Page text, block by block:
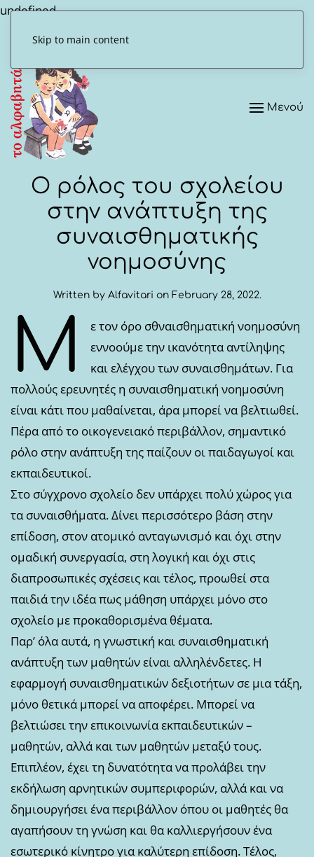
undefined
Skip to main content
Μενού
Ο ρόλος του σχολείου
στην ανάπτυξη της
συναισθηματικής
νοημοσύνης
Written by Alfavitari on February 28, 2022.
Μ
ε τον όρο σθναισθηματική νοημοσύνη
εννοούμε την ικανότητα αντίληψης
και ελέγχου των συναισθημάτων. Για
πολλούς ερευνητές η συναισθηματική νοημοσύνη
είναι κάτι που μαθαίνεται, άρα μπορεί να βελτιωθεί.
Πέρα από το οικογενειακό περιβάλλον, σημαντικό
ρόλο στην ανάπτυξη της παίζουν οι παιδαγωγοί και
εκπαιδευτικοί.
Στο σύγχρονο σχολείο δεν υπάρχει πολύ χώρος για
τα συναισθήματα. Δίνει περισσότερο βάση στην
επίδοση, στον ατομικό ανταγωνισμό και όχι στην
ομαδική συνεργασία, στη λογική και όχι στις
διαπροσωπικές σχέσεις και τέλος, προωθεί στα
παιδιά την ιδέα πως μάθηση υπάρχει μόνο στο
σχολείο με προκαθορισμένα θέματα.
Παρ’ όλα αυτά, η γνωστική και συναισθηματική
ανάπτυξη των μαθητών είναι αλληλένδετες. Η
εφαρμογή συναισθηματικών δεξιοτήτων σε μια τάξη,
μόνο θετικά μπορεί να αποφέρει. Μπορεί να
βελτιώσει την επικοινωνία εκπαιδευτικών –
μαθητών, αλλά και των μαθητών μεταξύ τους.
Επιπλέον, έχει τη δυνατότητα να προλάβει την
εκδήλωση αρνητικών συμπεριφορών, αλλά και να
δημιουργήσει ένα περιβάλλον όπου οι μαθητές θα
αγαπήσουν τη γνώση και θα καλλιεργήσουν ένα
εσωτερικό κίνητρο για καλύτερη επίδοση. Τέλος,